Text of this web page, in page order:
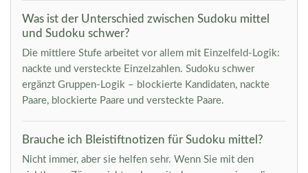
Was ist der Unterschied zwischen Sudoku mittel
und Sudoku schwer?
Die mittlere Stufe arbeitet vor allem mit Einzelfeld-Logik:
nackte und versteckte Einzelzahlen. Sudoku schwer
ergänzt Gruppen-Logik – blockierte Kandidaten, nackte
Paare, blockierte Paare und versteckte Paare.
Brauche ich Bleistiftnotizen für Sudoku mittel?
Nicht immer, aber sie helfen sehr. Wenn Sie mit den